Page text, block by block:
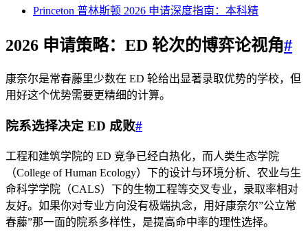
Princeton 普林斯顿 2026 申请深度指南：本科精
2026 申请策略：ED 轮次的博弈论视角#
康奈尔是常春藤里少数在 ED 轮给出显著录取优势的学校，但
用好这个优势需要更精细的计算。
院系选择决定 ED 成败#
工程和建筑学院的 ED 竞争已经白热化，而人类生态学院
（College of Human Ecology）下的设计与环境分析、农业与生
命科学学院（CALS）下的生物工程等交叉专业，录取率相对
友好。如果你对专业方向没有极端执念，用好康奈尔”公立常
春藤”那一面的院系多样性，是提高命中率的理性选择。